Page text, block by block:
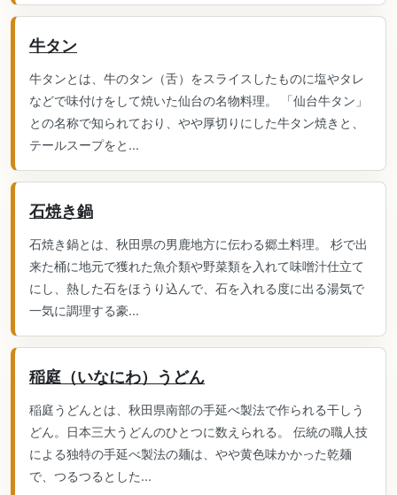
牛タン
牛タンとは、牛のタン（舌）をスライスしたものに塩やタレ
などで味付けをして焼いた仙台の名物料理。 「仙台牛タン」
との名称で知られており、やや厚切りにした牛タン焼きと、
テールスープをと...
石焼き鍋
石焼き鍋とは、秋田県の男鹿地方に伝わる郷土料理。 杉で出
来た桶に地元で獲れた魚介類や野菜類を入れて味噌汁仕立て
にし、熱した石をほうり込んで、石を入れる度に出る湯気で
一気に調理する豪...
稲庭（いなにわ）うどん
稲庭うどんとは、秋田県南部の手延べ製法で作られる干しう
どん。日本三大うどんのひとつに数えられる。 伝統の職人技
による独特の手延べ製法の麺は、やや黄色味かかった乾麺
で、つるつるとした...